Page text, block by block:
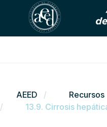
AEED Recursos
13.9. Cirrosis